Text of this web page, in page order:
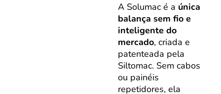
A Solumac é a única
balança sem fio e
inteligente do
mercado, criada e
patenteada pela
Siltomac. Sem cabos
ou painéis
repetidores, ela